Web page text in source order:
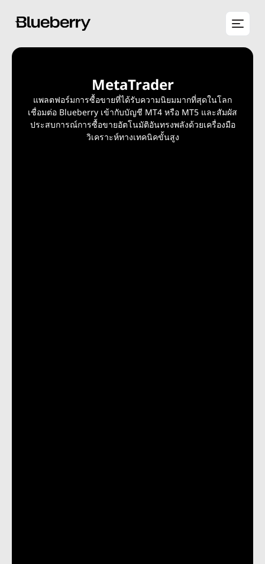
MetaTrader
แพลตฟอร์มการซื้อขายที่ได้รับความนิยมมากที่สุดในโลก
เชื่อมต่อ Blueberry เข้ากับบัญชี MT4 หรือ MT5 และสัมผัส
ประสบการณ์การซื้อขายอัตโนมัติอันทรงพลังด้วยเครื่องมือ
วิเคราะห์ทางเทคนิคขั้นสูง